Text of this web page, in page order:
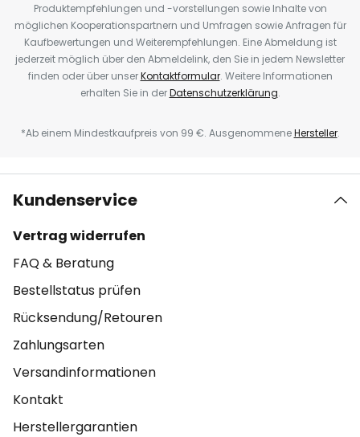
Produktempfehlungen und -vorstellungen sowie Inhalte von
möglichen Kooperationspartnern und Umfragen sowie Anfragen für
Kaufbewertungen und Weiterempfehlungen. Eine Abmeldung ist
jederzeit möglich über den Abmeldelink, den Sie in jedem Newsletter
finden oder über unserKontaktformular. Weitere Informationen
erhalten Sie in derDatenschutzerklärung.
*Ab einem Mindestkaufpreis von 99 €. AusgenommeneHersteller.
Kundenservice
Vertrag widerrufen
FAQ & Beratung
Bestellstatus prüfen
Rücksendung/Retouren
Zahlungsarten
Versandinformationen
Kontakt
Herstellergarantien